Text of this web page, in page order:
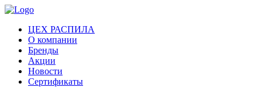
ЦЕХ РАСПИЛА
О компании
Бренды
Акции
Новости
Сертификаты